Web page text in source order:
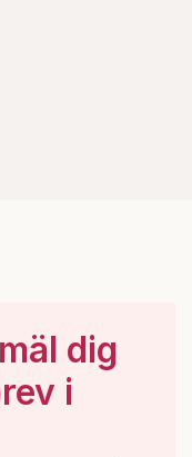
dig
i